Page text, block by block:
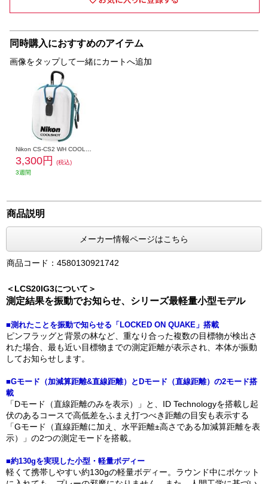
同時購入におすすめのアイテム
画像をタップして一緒にカートへ追加
3,300円
(税込)
3週間
商品説明
メーカー情報ページはこちら
商品コード：4580130921742
＜LCS20IG3について＞
測定結果を振動でお知らせ、シリーズ最軽量小型モデル
■測れたことを振動で知らせる「LOCKED ON QUAKE」搭載
ピンフラッグと背景の林など、重なり合った複数の目標物が検出さ
れた場合、最も近い目標物までの測定距離が表示され、本体が振動
してお知らせします。
■Gモード（加減算距離&直線距離）とDモード（直線距離）の2モード搭
載
「Dモード（直線距離のみを表示）」と、ID Technologyを搭載し起
伏のあるコースで高低差をふまえ打つべき距離の目安も表示する
「Gモード（直線距離に加え、水平距離±高さである加減算距離を表
示）」の2つの測定モードを搭載。
■約130gを実現した小型・軽量ボディー
軽くて携帯しやすい約130gの軽量ボディー。ラウンド中にポケット